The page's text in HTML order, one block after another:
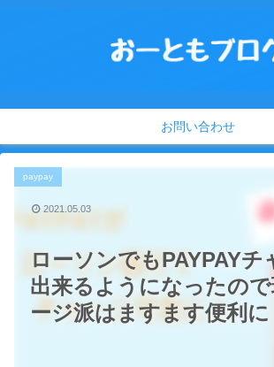
お問い合わせ
ローソンでもPAYPAYチ
出来るようになったの
ージ派はますます便利に
paypay
2021.05.03